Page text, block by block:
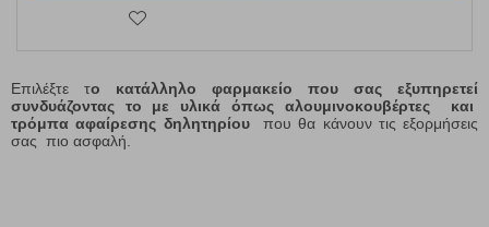
Επιλέξτε το κατάλληλο φαρμακείο που σας εξυπηρετεί
συνδυάζοντας το με υλικά όπως αλουμινοκουβέρτες και
τρόμπα αφαίρεσης δηλητηρίου που θα κάνουν τις εξορμήσεις
σας πιο ασφαλή.